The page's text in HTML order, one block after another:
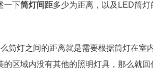
一下筒灯间距多少为距离，以及LED筒灯
筒灯之间的距离就是需要根据筒灯在室
的区域内没有其他的照明灯具，那么就